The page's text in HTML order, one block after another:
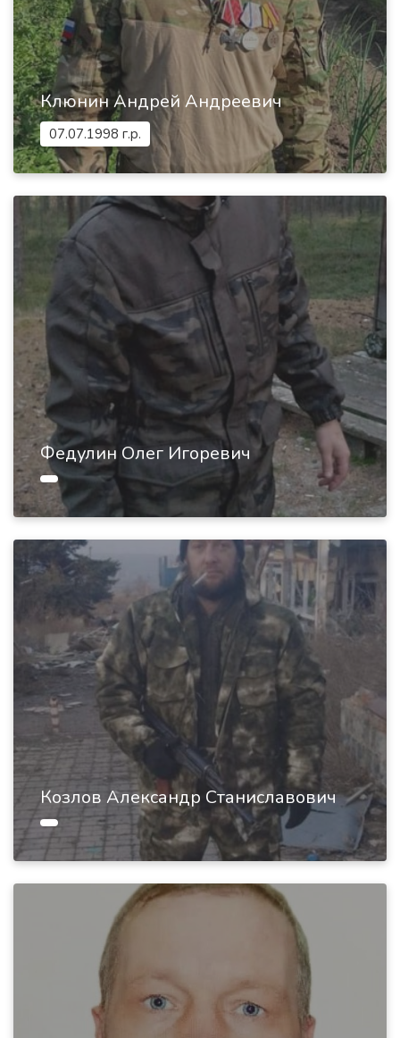
Клюнин Андрей Андреевич
07.07.1998 г.р.
Федулин Олег Игоревич
Козлов Александр Станиславович